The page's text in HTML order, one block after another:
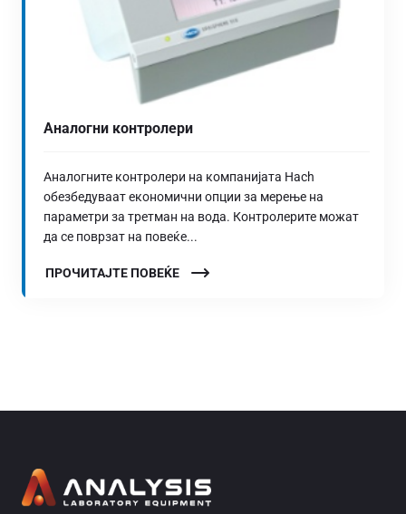
Аналогни контролери
Аналогните контролери на компанијата Hach
обезбедуваат економични опции за мерење на
параметри за третман на вода. Контролерите можат
да се поврзат на повеќе...
ПРОЧИТАЈТЕ ПОВЕЌЕ